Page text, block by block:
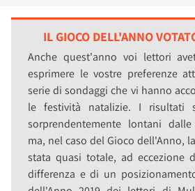
IL GIOCO DELL'ANNO
Anche quest'anno voi lettori
esprimere le vostre preferenze
serie di sondaggi che vi hanno
le festività natalizie. I risultati
sorprendentemente lontani
ma, nel caso del Gioco dell'Anno,
stata quasi totale, ad eccezione
differenza e di un